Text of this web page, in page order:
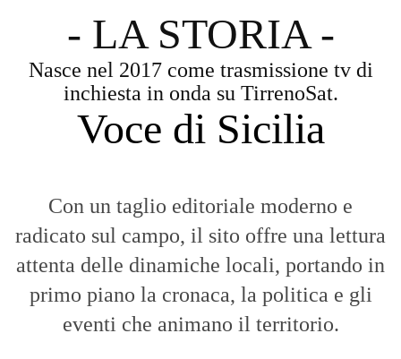
- LA STORIA -
Nasce nel 2017 come trasmissione tv di
inchiesta in onda su TirrenoSat.
Voce di Sicilia
Con un taglio editoriale moderno e
radicato sul campo, il sito offre una lettura
attenta delle dinamiche locali, portando in
primo piano la cronaca, la politica e gli
eventi che animano il territorio.